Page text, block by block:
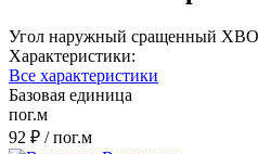
Угол наружный сращенный
Характеристики:
Все характеристики
Базовая единица
пог.м
92 ₽ / пог.м